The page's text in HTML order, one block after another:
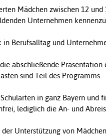
Mädchen zwischen 12 und
Unternehmen
Berufsalltag und
abschließende Präsentation
sind Teil des Programms.
in ganz Bayern und
lediglich die An- und
Unterstützung von